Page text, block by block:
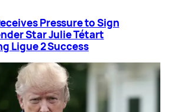
Pressure to Sign
Star Julie Tétart
Ligue 2 Success